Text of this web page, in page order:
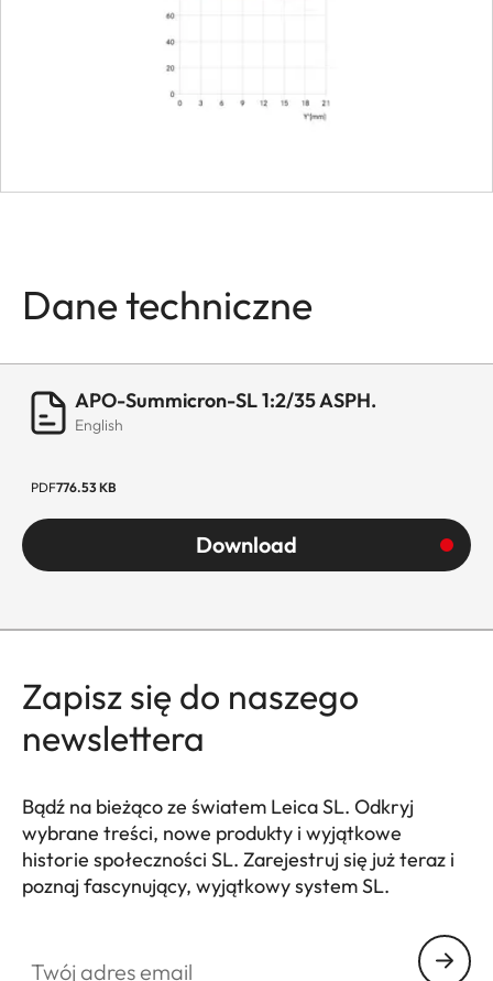
Dane techniczne
APO-Summicron-SL 1:2/35 ASPH.
English
PDF776.53 KB
Download
Zapisz się do naszego
newslettera
Bądź na bieżąco ze światem Leica SL. Odkryj
wybrane treści, nowe produkty i wyjątkowe
historie społeczności SL. Zarejestruj się już teraz i
poznaj fascynujący, wyjątkowy system SL.